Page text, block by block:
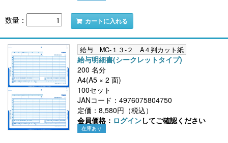
数量： カートに入れる
給与 MC-１３-２ A４判カット紙
給与明細書(シークレットタイプ)
200 名分
A4(A5 × 2 面)
100セット
JANコード：4976075804750
定価：8,580円（税込）
会員価格： ログインしてご確認ください
在庫あり